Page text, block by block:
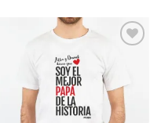
Añadir
a la
lista de
deseos